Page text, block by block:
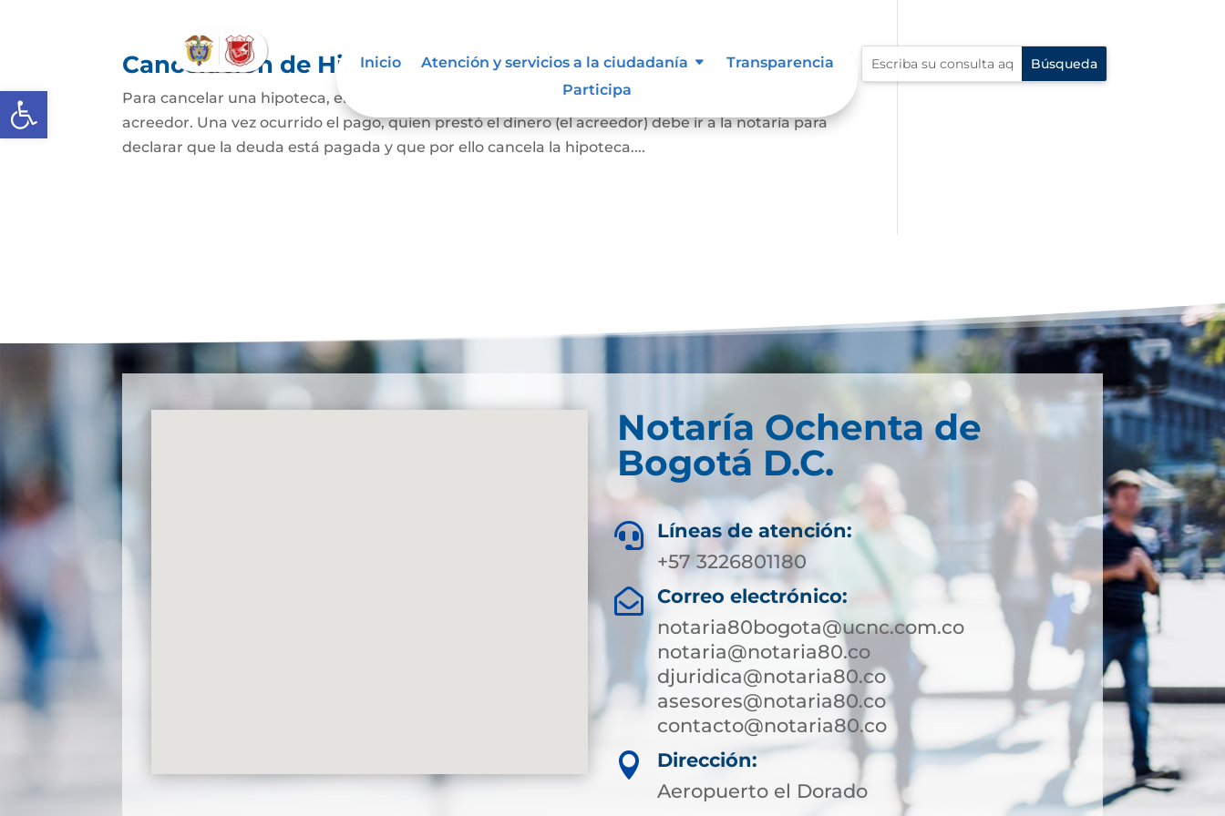
Abrir barra de herramientas
Inicio Atención y servicios a la ciudadanía
Transparencia
Participa
Cancelación de Hipoteca
Para cancelar una hipoteca, el dueño del bien hipotecado debe pagar la totalidad de la deuda al
acreedor. Una vez ocurrido el pago, quien prestó el dinero (el acreedor) debe ir a la notaría para
declarar que la deuda está pagada y que por ello cancela la hipoteca....
Notaría Ochenta de
Bogotá D.C.

Líneas de atención:
+57 3226801180

Correo electrónico:
notaria80bogota@ucnc.com.co
notaria@notaria80.co
djuridica@notaria80.co
asesores@notaria80.co
contacto@notaria80.co ​

Dirección:
Aeropuerto el Dorado